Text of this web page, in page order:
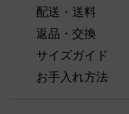
配送・送料
返品・交換
サイズガイド
お手入れ方法